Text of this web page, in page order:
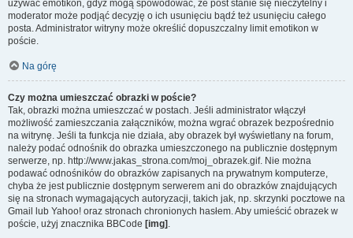
używać emotikon, gdyż mogą spowodować, że post stanie się nieczytelny i
moderator może podjąć decyzję o ich usunięciu bądź też usunięciu całego
posta. Administrator witryny może określić dopuszczalny limit emotikon w
poście.
Na górę
Czy można umieszczać obrazki w poście?
Tak, obrazki można umieszczać w postach. Jeśli administrator włączył
możliwość zamieszczania załączników, można wgrać obrazek bezpośrednio
na witrynę. Jeśli ta funkcja nie działa, aby obrazek był wyświetlany na forum,
należy podać odnośnik do obrazka umieszczonego na publicznie dostępnym
serwerze, np. http://www.jakas_strona.com/moj_obrazek.gif. Nie można
podawać odnośników do obrazków zapisanych na prywatnym komputerze,
chyba że jest publicznie dostępnym serwerem ani do obrazków znajdujących
się na stronach wymagających autoryzacji, takich jak, np. skrzynki pocztowe na
Gmail lub Yahoo! oraz stronach chronionych hasłem. Aby umieścić obrazek w
poście, użyj znacznika BBCode [img] .